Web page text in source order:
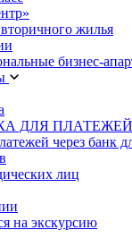
жилья
бизнес-
ДЛЯ ПЛАТЕЖЕЙ
через банк
лиц
на экскурсию